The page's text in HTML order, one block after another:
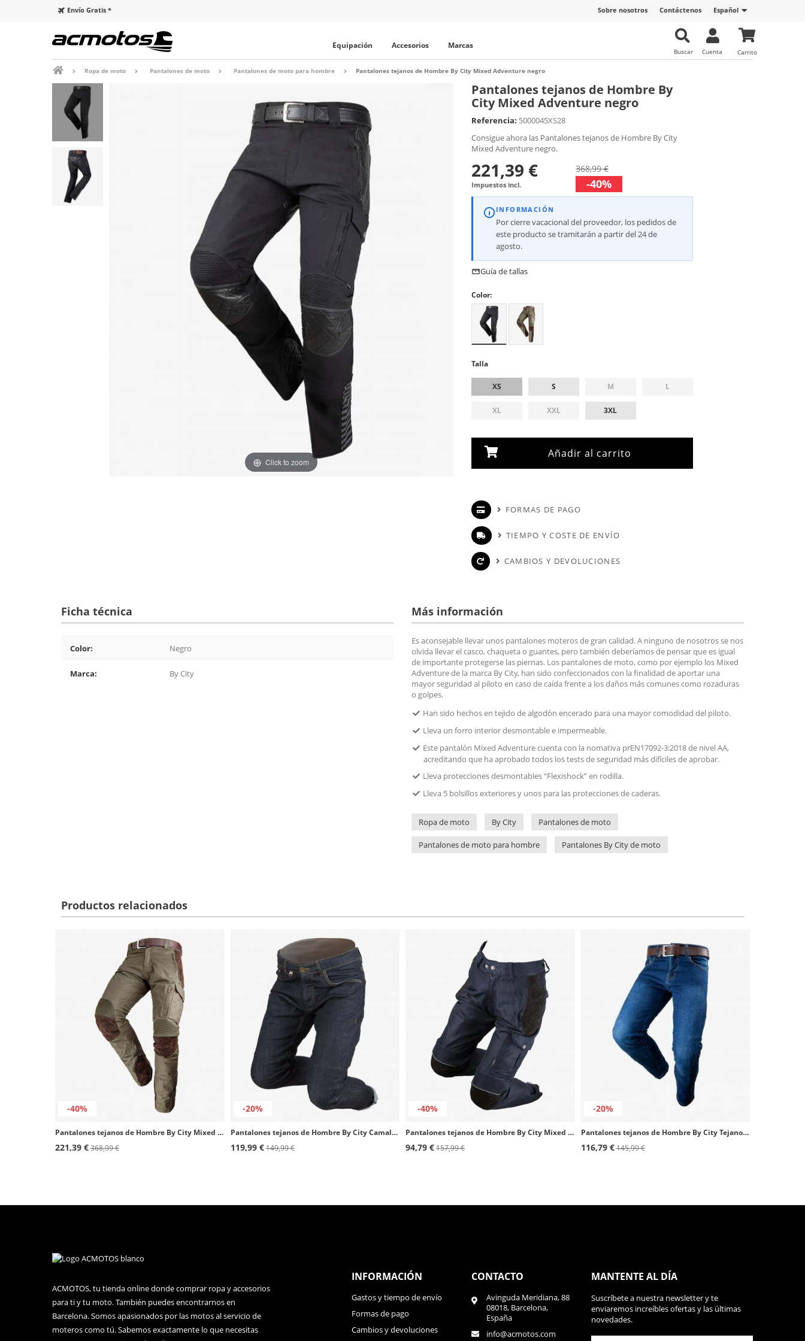
Español
Contáctenos
Sobre nosotros
Envío Gratis *
Carrito
Cuenta
Buscar
Equipación Accesorios Marcas
Ropa de moto Pantalones de moto Pantalones de moto para hombre Pantalones tejanos de Hombre By City Mixed Adventure negro
Click to zoom
Pantalones tejanos de Hombre By
City Mixed Adventure negro
Referencia: 5000045XS28
Consigue ahora las Pantalones tejanos de Hombre By City
Mixed Adventure negro.
221,39 €
Impuestos incl.
368,99 €
-40%
INFORMACIÓN
Por cierre vacacional del proveedor, los pedidos de
este producto se tramitarán a partir del 24 de
agosto.
Guía de tallas
Color:
Talla
XS S M L
XL XXL 3XL
Añadir al carrito
FORMAS DE PAGO
TIEMPO Y COSTE DE ENVÍO
CAMBIOS Y DEVOLUCIONES
Ficha técnica
Color: Negro
Marca: By City
Más información
Es aconsejable llevar unos pantalones moteros de gran calidad. A ninguno de nosotros se nos
olvida llevar el casco, chaqueta o guantes, pero también deberíamos de pensar que es igual
de importante protegerse las piernas. Los pantalones de moto, como por ejemplo los Mixed
Adventure de la marca By City, han sido confeccionados con la finalidad de aportar una
mayor seguridad al piloto en caso de caída frente a los daños más comunes como rozaduras
o golpes.
Han sido hechos en tejido de algodón encerado para una mayor comodidad del piloto.
Lleva un forro interior desmontable e impermeable.
Este pantalón Mixed Adventure cuenta con la nomativa prEN17092-3:2018 de nivel AA,
acreditando que ha aprobado todos los tests de seguridad más difíciles de aprobar.
Lleva protecciones desmontables “Flexishock” en rodilla.
Lleva 5 bolsillos exteriores y unos para las protecciones de caderas.
Ropa de moto By City Pantalones de moto
Pantalones de moto para hombre Pantalones By City de moto
Productos relacionados
-40%
Pantalones tejanos de Hombre By City Mixed Adventure marrón
221,39 €368,99 €
-20%
Pantalones tejanos de Hombre By City Camaleon tejano oscuro
119,99 €149,99 €
-40%
Pantalones tejanos de Hombre By City Mixed Venty azul marino
94,79 €157,99 €
-20%
Pantalones tejanos de Hombre By City Tejano III azul tejano
116,79 €145,99 €
ACMOTOS, tu tienda online donde comprar ropa y accesorios
para ti y tu moto. También puedes encontrarnos en
Barcelona. Somos apasionados por las motos al servicio de
moteros como tú. Sabemos exactamente lo que necesitas
INFORMACIÓN
Gastos y tiempo de envío
Formas de pago
Cambios y devoluciones
CONTACTO
Avinguda Meridiana, 88
08018, Barcelona,
España
info@acmotos.com
MANTENTE AL DÍA
Suscríbete a nuestra newsletter y te
enviaremos increíbles ofertas y las últimas
novedades.